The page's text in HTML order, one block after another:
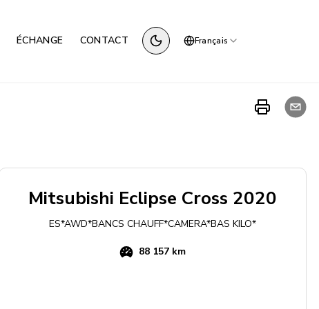
ÉCHANGE CONTACT Français
Mitsubishi Eclipse Cross 2020
ES*AWD*BANCS CHAUFF*CAMERA*BAS KILO*
88 157 km